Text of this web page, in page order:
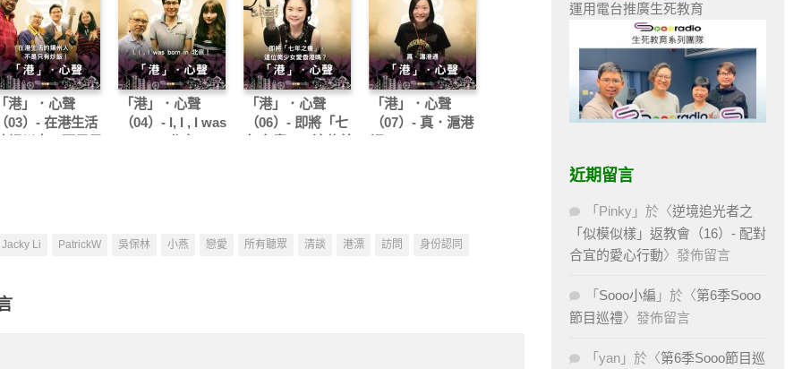
港」．心聲
03）- 在港生活
「港」．心聲
（04）- I, I , I was
「港」．心聲
（06）- 即將「七
「港」．心聲
（07）- 真．滬港
Jacky Li PatrickW 吳保林 小燕 戀愛 所有聽眾 清談 港漂 訪問 身份認同
運用電台推廣生死教育
近期留言
「 Pinky 」於〈逆境追光者之
「似模似樣」返教會（16）- 配對
合宜的愛心行動〉發佈留言
「 Sooo小編 」於〈第6季Sooo
節目巡禮〉發佈留言
「 yan 」於〈第6季Sooo節目巡